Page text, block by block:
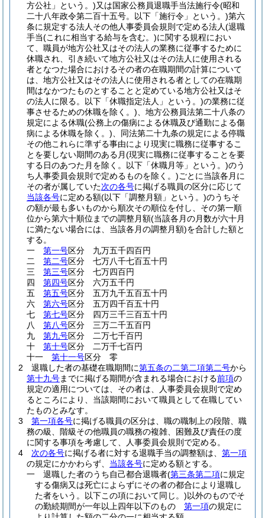
方公社」という。)又は国家公務員退職手当法施行令(昭和
二十八年政令第二百十五号。以下「施行令」という。)第六
条に規定する法人その他人事委員会規則で定める法人(退職
手当(これに相当する給与を含む。)に関する規程におい
て、職員が地方公社又はその法人の業務に従事するために
休職され、引き続いて地方公社又はその法人に使用される
者となつた場合におけるその者の在職期間の計算について
は、地方公社又はその法人に使用される者としての在職期
間はなかつたものとすることと定めている地方公社又はそ
の法人に限る。以下「休職指定法人」という。)の業務に従
事させるための休職を除く。) 、地方公務員法第二十八条の
規定による休職(公務上の傷病による休職及び通勤による傷
病による休職を除く。) 、同法第二十九条の規定による停職
その他これらに準ずる事由により現実に職務に従事するこ
とを要しない期間のある月(現実に職務に従事することを要
する日のあつた月を除く。以下「休職月等」という。)のう
ち人事委員会規則で定めるものを除く。)ごとに当該各月に
その者が属していた次の各号に掲げる職員の区分に応じて
当該各号に定める額(以下「調整月額」という。)のうちそ
の額が最も多いものから順次その順位を付し、その第一順
位から第六十順位までの調整月額(当該各月の月数が六十月
に満たない場合には、当該各月の調整月額)を合計した額と
する。
一
第一号区分 九万五千四百円
二
第二号区分 七万八千七百五十円
三
第三号区分 七万四百円
四
第四号区分 六万五千円
五
第五号区分 五万九千五百五十円
六
第六号区分 五万四千百五十円
七
第七号区分 四万三千三百五十円
八
第八号区分 三万二千五百円
九
第九号区分 二万七千百円
十
第十号区分 二万千七百円
十一
第十一号区分 零
2
退職した者の基礎在職期間に第五条の二第二項第二号から
第十九号までに掲げる期間が含まれる場合における前項の
規定の適用については、その者は、人事委員会規則で定め
るところにより、当該期間において職員として在職してい
たものとみなす。
3
第一項各号に掲げる職員の区分は、職の職制上の段階、職
務の級、階級その他職員の職務の複雑、困難及び責任の度
に関する事項を考慮して、人事委員会規則で定める。
4
次の各号に掲げる者に対する退職手当の調整額は、 第一項
の規定にかかわらず、 当該各号に定める額とする。
一
退職した者のうち自己都合退職者(第三条第二項に規定
する傷病又は死亡によらずにその者の都合により退職し
た者をいう。以下この項において同じ。)以外のものでそ
の勤続期間が一年以上四年以下のもの 第一項の規定に